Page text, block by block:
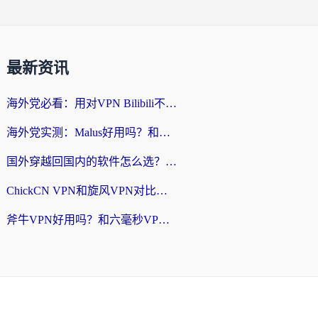
最新资讯
海外党必看：用对VPN Bilibili不卡顿，英国玩国内游戏也丝滑——2026回国加速器选择指南
海外党实测：Malus好用吗？和雷霆哪个好？+ 3款热门加速器深度对比
国外穿越回国内的软件怎么选？3年海外党亲测实用指南，告别地域限制
ChickCN VPN和旋风VPN对比哪个回国效果更好？海外党实测回国内网神器指南
斧牛VPN好用吗？和六毫秒VPN对比哪个回国效果更好？海外党亲测实用指南